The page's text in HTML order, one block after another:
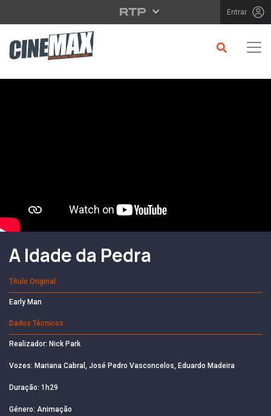
Saltar para o conteúdo principal Entrar
Filme em Cartaz
A Idade da Pedra
Título Original
Early Man
Dados Técnicos
Realizador: Nick Park
Vozes: Mariana Cabral, José Pedro Vasconcelos, Eduardo Madeira
Duração: 1h29
Género: Animação